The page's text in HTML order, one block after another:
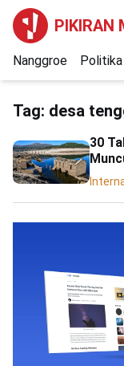
PIKIRAN
Nanggroe Politika
Tag: desa
30